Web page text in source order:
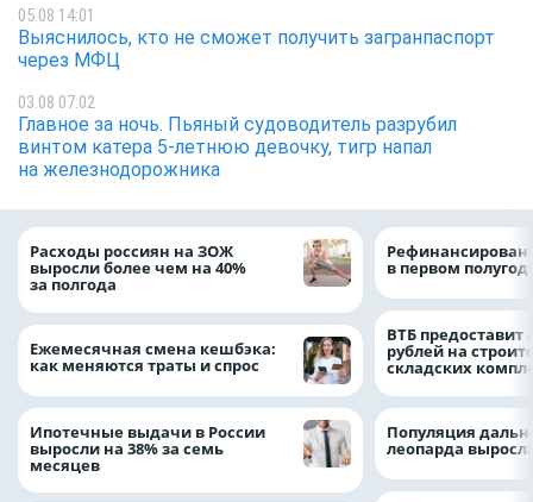
05.08 14:01
Выяснилось, кто не сможет получить загранпаспорт
через МФЦ
03.08 07:02
Главное за ночь. Пьяный судоводитель разрубил
винтом катера 5-летнюю девочку, тигр напал
на железнодорожника
Расходы россиян на ЗОЖ
выросли более чем на 40%
за полгода
Ежемесячная смена кешбэка:
как меняются траты и спрос
Ипотечные выдачи в России
выросли на 38% за семь
месяцев
в первом
ВТБ предоставит
рублей на
складских
Популяция
леопарда